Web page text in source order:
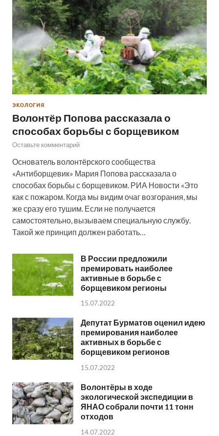
ЭКОЛОГИЯ
Волонтёр Попова рассказала о
способах борьбы с борщевиком
Оставьте комментарий
Основатель волонтёрского сообщества
«Антиборщевик» Мария Попова рассказала о
способах борьбы с борщевиком. РИА Новости «Это
как с пожаром. Когда мы видим очаг возгорания, мы
же сразу его тушим. Если не получается
самостоятельно, вызываем специальную службу.
Такой же принцип должен работать…
В России предложили
премировать наиболее
активные в борьбе с
борщевиком регионы
15.07.2022
Депутат Бурматов оценил идею
премирования наиболее
активных в борьбе с
борщевиком регионов
15.07.2022
Волонтёры в ходе
экологической экспедиции в
ЯНАО собрали почти 11 тонн
отходов
14.07.2022